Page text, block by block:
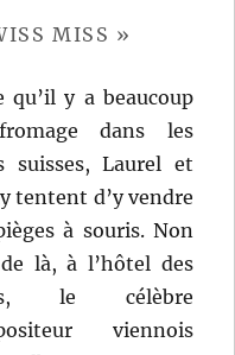
MISS »
qu’il y a beaucoup
dans les
suisses, Laurel et
tentent d’y vendre
à souris. Non
là, à l’hôtel des
le célèbre
viennois